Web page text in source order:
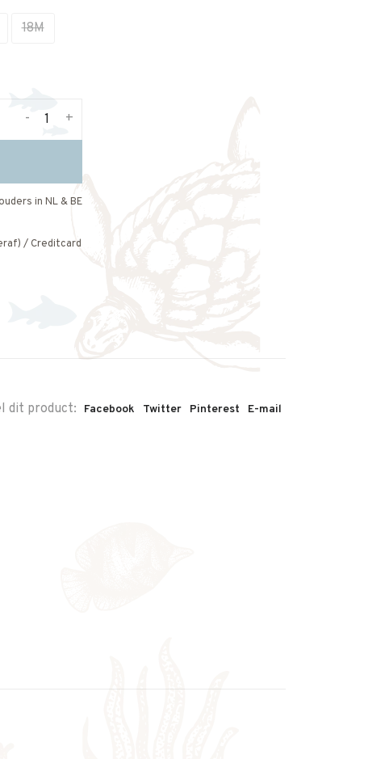
18M
+
-
in NL & BE
/ Creditcard
dit product: Facebook Twitter Pinterest E-mail